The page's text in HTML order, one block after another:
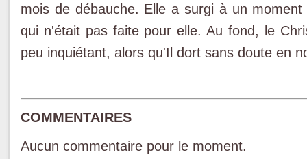
mois de débauche. Elle a surgi à un
qui n'était pas faite pour elle. Au fond, le
peu inquiétant, alors qu'Il dort sans doute en
COMMENTAIRES
Aucun commentaire pour le moment.